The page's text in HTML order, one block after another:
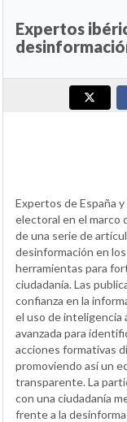
Expertos
Expertos de España
electoral en el marco
de una serie de
desinformación en
herramientas para
ciudadanía. Las
confianza en la
el uso de inteligencia
avanzada para
acciones formativas
promoviendo así un
transparente. La
con una ciudadanía
frente a la